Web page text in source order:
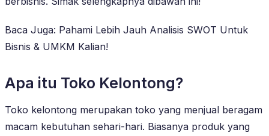
Baca Juga: Pahami Lebih Jauh Analisis SWOT Untuk
Bisnis & UMKM Kalian!
Apa itu Toko Kelontong?
Toko kelontong merupakan toko yang menjual beragam
macam kebutuhan sehari-hari. Biasanya produk yang